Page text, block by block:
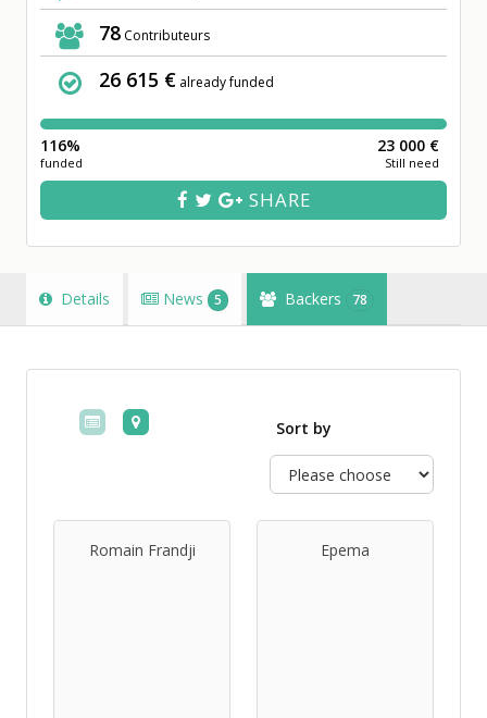
78 Contributeurs
26 615 € already funded
116%
funded
23 000 €
Still need
SHARE
Details News 5 Backers 78
Sort by
Romain Frandji Epema